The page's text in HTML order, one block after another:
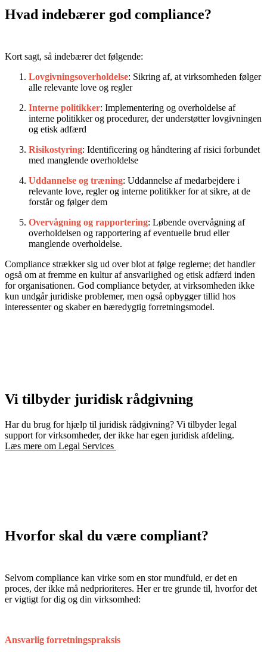
Hvad indebærer god compliance?
Kort sagt, så indebærer det følgende:
Lovgivningsoverholdelse: Sikring af, at virksomheden følger
alle relevante love og regler
Interne politikker: Implementering og overholdelse af
interne politikker og procedurer, der understøtter lovgivningen
og etisk adfærd
Risikostyring: Identificering og håndtering af risici forbundet
med manglende overholdelse
Uddannelse og træning: Uddannelse af medarbejdere i
relevante love, regler og interne politikker for at sikre, at de
forstår og følger dem
Overvågning og rapportering: Løbende overvågning af
overholdelsen og rapportering af eventuelle brud eller
manglende overholdelse.
Compliance strækker sig ud over blot at følge reglerne; det handler
også om at fremme en kultur af ansvarlighed og etisk adfærd inden
for organisationen. God compliance betyder, at virksomheden ikke
kun undgår juridiske problemer, men også opbygger tillid hos
interessenter og skaber en bæredygtig forretningsmodel.
Vi tilbyder juridisk rådgivning
Har du brug for hjælp til juridisk rådgivning? Vi tilbyder legal
support for virksomheder, der ikke har egen juridisk afdeling.
Læs mere om Legal Services
Hvorfor skal du være compliant?
Selvom compliance kan virke som en stor mundfuld, er det en
proces, der ikke må nedprioriteres. Her er tre grunde til, hvorfor det
er vigtigt for dig og din virksomhed:
Ansvarlig forretningspraksis